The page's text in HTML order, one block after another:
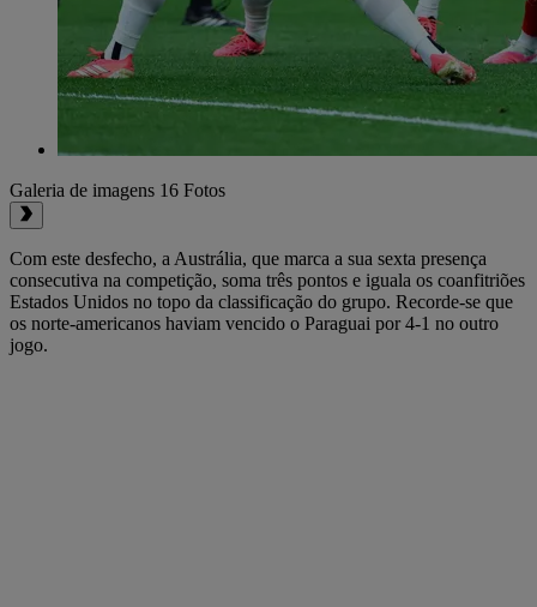
Galeria de imagens 16 Fotos
Com este desfecho, a Austrália, que marca a sua sexta presença
consecutiva na competição, soma três pontos e iguala os coanfitriões
Estados Unidos no topo da classificação do grupo. Recorde-se que
os norte-americanos haviam vencido o Paraguai por 4-1 no outro
jogo.